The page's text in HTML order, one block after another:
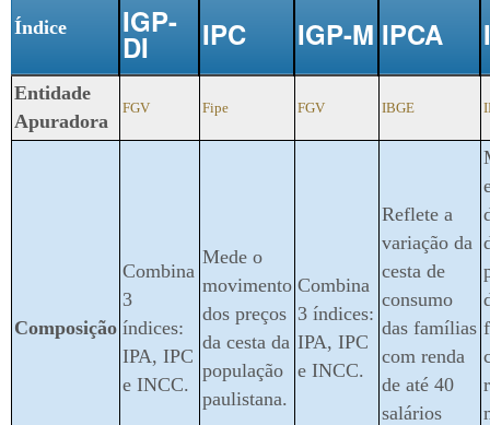
Índice IGP-
DI IPC IGP-M IPCA
Entidade
Apuradora
FGV Fipe FGV IBGE
Composição
Combina
3
índices:
IPA, IPC
e INCC.
Mede o
movimento
dos preços
da cesta da
população
paulistana.
Combina
3 índices:
IPA, IPC
e INCC.
Reflete a
variação da
cesta de
consumo
das famílias
com renda
de até 40
salários